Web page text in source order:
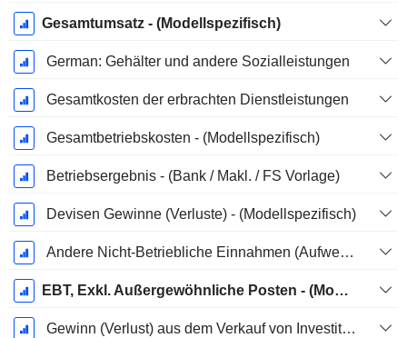
Gesamtumsatz - (Modellspezifisch)
German: Gehälter und andere Sozialleistungen
Gesamtkosten der erbrachten Dienstleistungen
Gesamtbetriebskosten - (Modellspezifisch)
Betriebsergebnis - (Bank / Makl. / FS Vorlage)
Devisen Gewinne (Verluste) - (Modellspezifisch)
Andere Nicht-Betriebliche Einnahmen (Aufwendungen) - (Modellspezifisch)
EBT, Exkl. Außergewöhnliche Posten - (Modellspezifisch)
Gewinn (Verlust) aus dem Verkauf von Investitionen - (Vorlagenspezifisch)